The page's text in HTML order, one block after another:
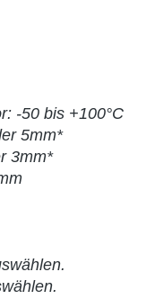
-50 bis +100°C
5mm*
3mm*